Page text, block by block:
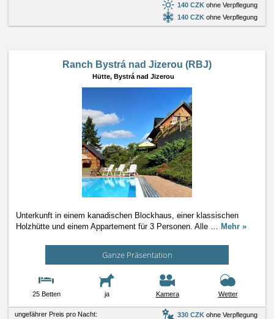
140 CZK ohne Verpflegung
140 CZK ohne Verpflegung
Ranch Bystrá nad Jizerou (RBJ)
Hütte, Bystrá nad Jizerou
Unterkunft in einem kanadischen Blockhaus, einer klassischen
Holzhütte und einem Appartement für 3 Personen. Alle … Mehr »
Ganze Präsentation
25 Betten ja Kamera Wetter
ungefährer Preis pro Nacht: 330 CZK ohne Verpflegung